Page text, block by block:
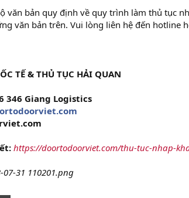
văn bản quy định về quy trình làm thủ tục
văn bản trên. Vui lòng liên hệ đến hotline
TẾ & THỦ TỤC HẢI QUAN
346 Giang Logistics
https://doortodoorviet.com/thu-tuc-nhap-